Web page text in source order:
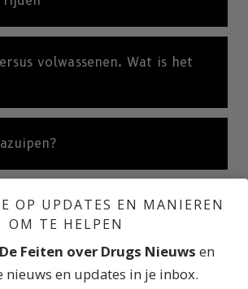
volwassenen. Wat is het
of alcoholverslaving?
statistieken
OP UPDATES EN MANIEREN
OM TE HELPEN
De Feiten over Drugs Nieuws en
en updates in je inbox.